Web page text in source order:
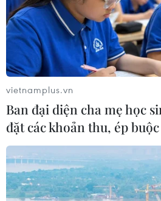
vietnamplus.vn
Ban đại diện cha mẹ học
đặt các khoản thu, ép